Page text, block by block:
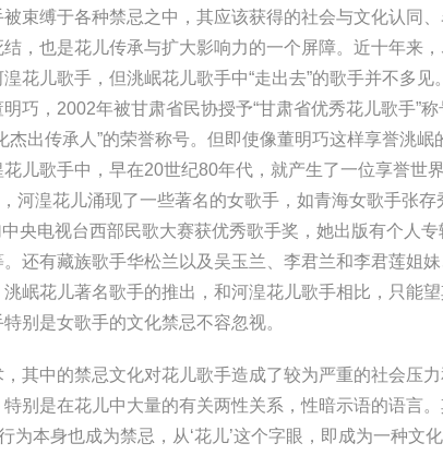
束缚于各种禁忌之中，其应该获得的社会与文化认同、
，也是花儿传承与扩大影响力的一个屏障。近十年来
花儿歌手，但洮岷花儿歌手中“走出去”的歌手并不多见
巧，2002年被甘肃省民协授予“甘肃省优秀花儿歌手”
出传承人”的荣誉称号。但即使像董明巧这样享誉洮岷
儿歌手中，早在20世纪80年代，就产生了一位享誉世
河湟花儿涌现了一些著名的女歌手，如青海女歌手张
央电视台西部民歌大赛获优秀歌手奖，她出版有个人
有藏族歌手华松兰以及吴玉兰、李君兰和李君莲姐妹
岷花儿著名歌手的推出，和河湟花儿歌手相比，只能
别是女歌手的文化禁忌不容忽视。
中的禁忌文化对花儿歌手造成了较为严重的社会压力
别是在花儿中大量的有关两性关系，性暗示语的语言
为本身也成为禁忌，从‘花儿’这个字眼，即成为一种文